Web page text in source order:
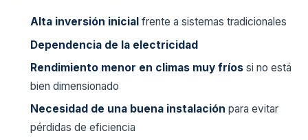
Alta inversión inicial frente a sistemas tradicionales
Dependencia de la electricidad
Rendimiento menor en climas muy fríos si no está
bien dimensionado
Necesidad de una buena instalación para evitar
pérdidas de eficiencia